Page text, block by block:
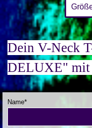
Dein V-Neck
DELUXE" mit
Name*